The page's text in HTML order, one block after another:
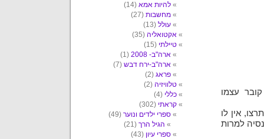
עצמו
אין לו
למרות
להיות אמא (14)
מחשבות (27)
עולל (13)
אקטואליה (35)
טיילתי (15)
ארה"ב- 2008
(1)
ארה"ב-ירח דבש (7)
פראג (2)
טלוויזיה (2)
כללי (4)
קראתי (302)
ספרי ילדים ונוער (49)
הגיל הרך (21)
ספרי עיון (43)